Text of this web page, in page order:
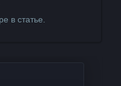
в статье.